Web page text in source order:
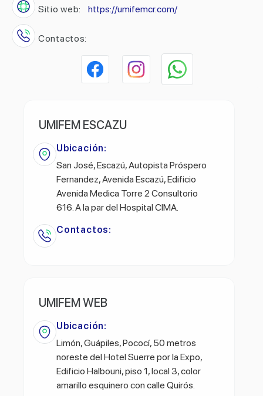
Sitio web: https://umifemcr.com/
Contactos:
UMIFEM ESCAZU
Ubicación:
San José, Escazú, Autopista Próspero
Fernandez, Avenida Escazú, Edificio
Avenida Medica Torre 2 Consultorio
616. A la par del Hospital CIMA.
Contactos:
UMIFEM WEB
Ubicación:
Limón, Guápiles, Pococí, 50 metros
noreste del Hotel Suerre por la Expo,
Edificio Halbouni, piso 1, local 3, color
amarillo esquinero con calle Quirós.